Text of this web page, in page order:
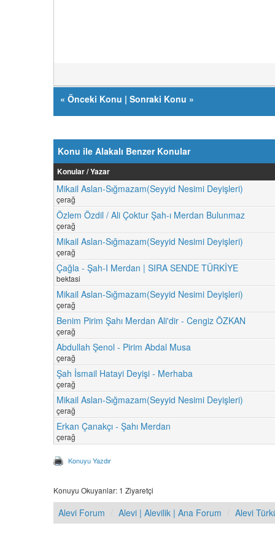
« Önceki Konu | Sonraki Konu »
Konu ile Alakalı Benzer Konular
Konular / Yazar
Mikail Aslan-Sığmazam(Seyyid Nesimi Deyişleri)
çerağ
Özlem Özdil / Ali Çoktur Şah-ı Merdan Bulunmaz
çerağ
Mikail Aslan-Sığmazam(Seyyid Nesimi Deyişleri)
çerağ
Çağla - Şah-I Merdan | SIRA SENDE TÜRKİYE
bektasi
Mikail Aslan-Sığmazam(Seyyid Nesimi Deyişleri)
çerağ
Benim Pirim Şahı Merdan Ali'dir - Cengiz ÖZKAN
çerağ
Abdullah Şenol - Pirim Abdal Musa
çerağ
Şah İsmail Hatayi Deyişi - Merhaba
çerağ
Mikail Aslan-Sığmazam(Seyyid Nesimi Deyişleri)
çerağ
Erkan Çanakçı - Şahı Merdan
çerağ
Konuyu Yazdır
Konuyu Okuyanlar: 1 Ziyaretçi
Alevi Forum Alevi | Alevilik | Ana Forum Alevi